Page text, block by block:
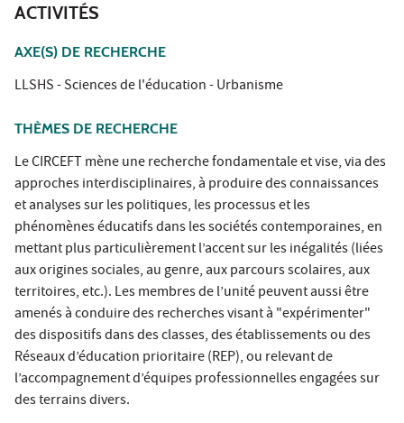
ACTIVITÉS
AXE(S) DE RECHERCHE
LLSHS - Sciences de l'éducation - Urbanisme
THÈMES DE RECHERCHE
Le CIRCEFT mène une recherche fondamentale et vise, via des
approches interdisciplinaires, à produire des connaissances
et analyses sur les politiques, les processus et les
phénomènes éducatifs dans les sociétés contemporaines, en
mettant plus particulièrement l’accent sur les inégalités (liées
aux origines sociales, au genre, aux parcours scolaires, aux
territoires, etc.). Les membres de l’unité peuvent aussi être
amenés à conduire des recherches visant à "expérimenter"
des dispositifs dans des classes, des établissements ou des
Réseaux d’éducation prioritaire (REP), ou relevant de
l’accompagnement d’équipes professionnelles engagées sur
des terrains divers.